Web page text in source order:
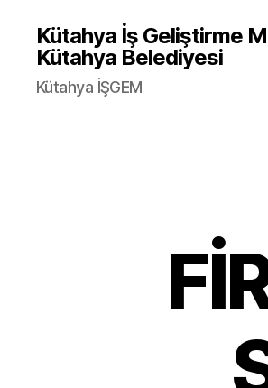
Kütahya İş Geliştirme
Kütahya Belediyesi
Kütahya İŞGEM